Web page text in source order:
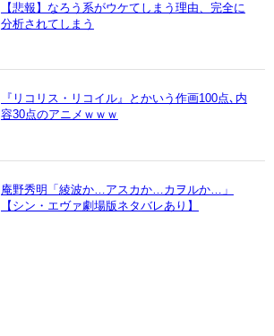
【悲報】なろう系がウケてしまう理由、完全に
分析されてしまう
『リコリス・リコイル』とかいう作画100点､内
容30点のアニメｗｗｗ
庵野秀明「綾波か…アスカか…カヲルか…」
【シン・エヴァ劇場版ネタバレあり】